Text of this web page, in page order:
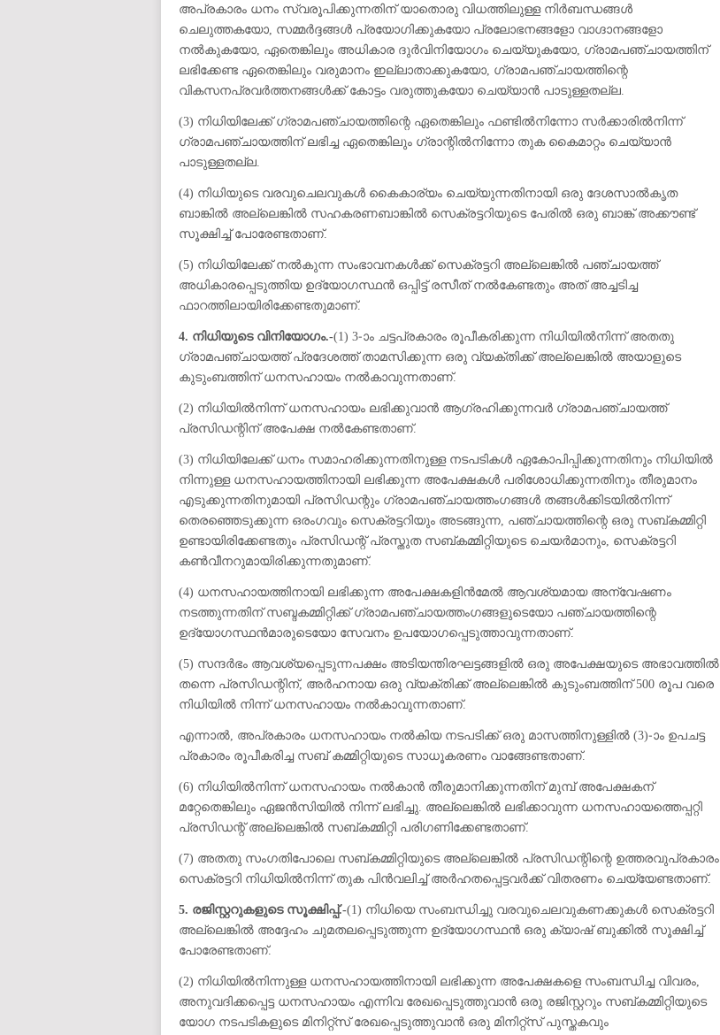
അപ്രകാരം ധനം സ്വരൂപിക്കുന്നതിന് യാതൊരു വിധത്തിലുള്ള നിർബന്ധങ്ങൾ
ചെലുത്തകയോ, സമ്മർദ്ദങ്ങൾ പ്രയോഗിക്കുകയോ പ്രലോഭനങ്ങളോ വാഗ്ദാനങ്ങളോ
നൽകുകയോ, ഏതെങ്കിലും അധികാര ദുർവിനിയോഗം ചെയ്യുകയോ, ഗ്രാമപഞ്ചായത്തിന്
ലഭിക്കേണ്ട ഏതെങ്കിലും വരുമാനം ഇല്ലാതാക്കുകയോ, ഗ്രാമപഞ്ചായത്തിന്റെ
വികസനപ്രവർത്തനങ്ങൾക്ക് കോട്ടം വരുത്തുകയോ ചെയ്യാൻ പാടുള്ളതല്ല.
(3) നിധിയിലേക്ക് ഗ്രാമപഞ്ചായത്തിന്റെ ഏതെങ്കിലും ഫണ്ടിൽനിന്നോ സർക്കാരിൽനിന്ന്
ഗ്രാമപഞ്ചായത്തിന് ലഭിച്ച ഏതെങ്കിലും ഗ്രാന്റിൽനിന്നോ തുക കൈമാറ്റം ചെയ്യാൻ
പാടുള്ളതല്ല.
(4) നിധിയുടെ വരവുചെലവുകൾ കൈകാര്യം ചെയ്യുന്നതിനായി ഒരു ദേശസാൽകൃത
ബാങ്കിൽ അല്ലെങ്കിൽ സഹകരണബാങ്കിൽ സെക്രട്ടറിയുടെ പേരിൽ ഒരു ബാങ്ക് അക്കൗണ്ട്
സൂക്ഷിച്ച് പോരേണ്ടതാണ്.
(5) നിധിയിലേക്ക് നൽകുന്ന സംഭാവനകൾക്ക് സെക്രട്ടറി അല്ലെങ്കിൽ പഞ്ചായത്ത്
അധികാരപ്പെടുത്തിയ ഉദ്യോഗസ്ഥൻ ഒപ്പിട്ട് രസീത് നൽകേണ്ടതും അത് അച്ചടിച്ച
ഫാറത്തിലായിരിക്കേണ്ടതുമാണ്.
4. നിധിയുടെ വിനിയോഗം.-(1) 3-ാം ചട്ടപ്രകാരം രൂപീകരിക്കുന്ന നിധിയിൽനിന്ന് അതതു
ഗ്രാമപഞ്ചായത്ത് പ്രദേശത്ത് താമസിക്കുന്ന ഒരു വ്യക്തിക്ക് അല്ലെങ്കിൽ അയാളുടെ
കുടുംബത്തിന് ധനസഹായം നൽകാവുന്നതാണ്.
(2) നിധിയിൽനിന്ന് ധനസഹായം ലഭിക്കുവാൻ ആഗ്രഹിക്കുന്നവർ ഗ്രാമപഞ്ചായത്ത്
പ്രസിഡന്റിന് അപേക്ഷ നൽകേണ്ടതാണ്.
(3) നിധിയിലേക്ക് ധനം സമാഹരിക്കുന്നതിനുള്ള നടപടികൾ ഏകോപിപ്പിക്കുന്നതിനും നിധിയിൽ
നിന്നുള്ള ധനസഹായത്തിനായി ലഭിക്കുന്ന അപേക്ഷകൾ പരിശോധിക്കുന്നതിനും തീരുമാനം
എടുക്കുന്നതിനുമായി പ്രസിഡന്റും ഗ്രാമപഞ്ചായത്തംഗങ്ങൾ തങ്ങൾക്കിടയിൽനിന്ന്
തെരഞ്ഞെടുക്കുന്ന ഒരംഗവും സെക്രട്ടറിയും അടങ്ങുന്ന, പഞ്ചായത്തിന്റെ ഒരു സബ്കമ്മിറ്റി
ഉണ്ടായിരിക്കേണ്ടതും പ്രസിഡന്റ് പ്രസ്തുത സബ്കമ്മിറ്റിയുടെ ചെയർമാനും, സെക്രട്ടറി
കൺവീനറുമായിരിക്കുന്നതുമാണ്.
(4) ധനസഹായത്തിനായി ലഭിക്കുന്ന അപേക്ഷകളിൻമേൽ ആവശ്യമായ അന്വേഷണം
നടത്തുന്നതിന് സബ്ദകമ്മിറ്റിക്ക് ഗ്രാമപഞ്ചായത്തംഗങ്ങളുടെയോ പഞ്ചായത്തിന്റെ
ഉദ്യോഗസ്ഥൻമാരുടെയോ സേവനം ഉപയോഗപ്പെടുത്താവുന്നതാണ്.
(5) സന്ദർഭം ആവശ്യപ്പെടുന്നപക്ഷം അടിയന്തിരഘട്ടങ്ങളിൽ ഒരു അപേക്ഷയുടെ അഭാവത്തിൽ
തന്നെ പ്രസിഡന്റിന്, അർഹനായ ഒരു വ്യക്തിക്ക് അല്ലെങ്കിൽ കുടുംബത്തിന് 500 രൂപ വരെ
നിധിയിൽ നിന്ന് ധനസഹായം നൽകാവുന്നതാണ്.
എന്നാൽ, അപ്രകാരം ധനസഹായം നൽകിയ നടപടിക്ക് ഒരു മാസത്തിനുള്ളിൽ (3)-ാം ഉപചട്ട
പ്രകാരം രൂപീകരിച്ച സബ് കമ്മിറ്റിയുടെ സാധൂകരണം വാങ്ങേണ്ടതാണ്.
(6) നിധിയിൽനിന്ന് ധനസഹായം നൽകാൻ തീരുമാനിക്കുന്നതിന് മുമ്പ് അപേക്ഷകന്
മറ്റേതെങ്കിലും ഏജൻസിയിൽ നിന്ന് ലഭിച്ചു. അല്ലെങ്കിൽ ലഭിക്കാവുന്ന ധനസഹായത്തെപ്പറ്റി
പ്രസിഡന്റ് അല്ലെങ്കിൽ സബ്കമ്മിറ്റി പരിഗണിക്കേണ്ടതാണ്.
(7) അതതു സംഗതിപോലെ സബ്കമ്മിറ്റിയുടെ അല്ലെങ്കിൽ പ്രസിഡന്റിന്റെ ഉത്തരവുപ്രകാരം
സെക്രട്ടറി നിധിയിൽനിന്ന് തുക പിൻവലിച്ച് അർഹതപ്പെട്ടവർക്ക് വിതരണം ചെയ്യേണ്ടതാണ്.
5. രജിസ്റ്ററുകളുടെ സൂക്ഷിപ്പ്.-(1) നിധിയെ സംബന്ധിച്ചു വരവുചെലവുകണക്കുകൾ സെക്രട്ടറി
അല്ലെങ്കിൽ അദ്ദേഹം ചുമതലപ്പെടുത്തുന്ന ഉദ്യോഗസ്ഥൻ ഒരു ക്യാഷ് ബുക്കിൽ സൂക്ഷിച്ച്
പോരേണ്ടതാണ്.
(2) നിധിയിൽനിന്നുള്ള ധനസഹായത്തിനായി ലഭിക്കുന്ന അപേക്ഷകളെ സംബന്ധിച്ച വിവരം,
അനുവദിക്കപ്പെട്ട ധനസഹായം എന്നിവ രേഖപ്പെടുത്തുവാൻ ഒരു രജിസ്റ്ററും സബ്കമ്മിറ്റിയുടെ
യോഗ നടപടികളുടെ മിനിറ്റ്സ് രേഖപ്പെടുത്തുവാൻ ഒരു മിനിറ്റ്സ് പുസ്തകവും